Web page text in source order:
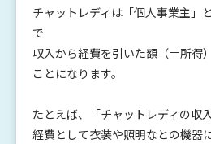
チャットレディは「個人事業主」
で
収入から経費を引いた額（＝所得
ことになります。
たとえば、「チャットレディの収
経費として衣装や照明なとの機器